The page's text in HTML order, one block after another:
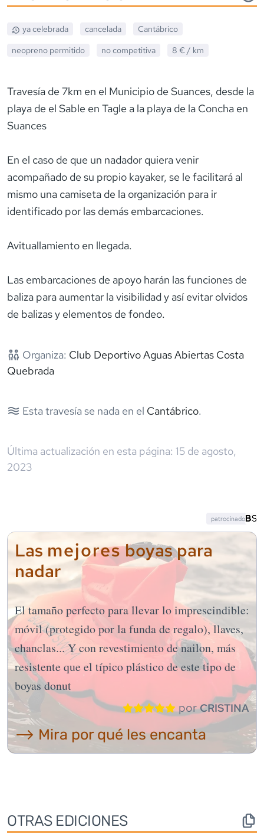
ya celebrada cancelada
Cantábrico
neopreno permitido no competitiva 8 € / km
Travesía de 7km en el Municipio de Suances, desde la
playa de el Sable en Tagle a la playa de la Concha en
Suances
En el caso de que un nadador quiera venir
acompañado de su propio kayaker, se le facilitará al
mismo una camiseta de la organización para ir
identificado por las demás embarcaciones.
Avituallamiento en llegada.
Las embarcaciones de apoyo harán las funciones de
baliza para aumentar la visibilidad y así evitar olvidos
de balizas y elementos de fondeo.
Organiza: Club Deportivo Aguas Abiertas Costa
Quebrada
Esta travesía se nada en el Cantábrico.
Última actualización en esta página: 15 de agosto,
2023
Las mejoresboyas para
nadar
El tamaño perfecto para llevar lo imprescindible:
móvil (protegido por la funda de regalo), llaves,
chanclas... Y con revestimiento de nailon, más
resistente que el típico plástico de este tipo de
boyas donut
porCRISTINA
⟶ Mira por qué les encanta
patrocinado
OTRAS EDICIONES